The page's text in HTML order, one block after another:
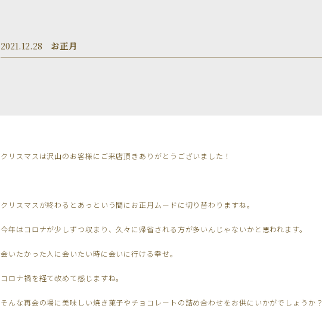
2021.12.28 お正月
クリスマスは沢山のお客様にご来店頂きありがとうございました！
クリスマスが終わるとあっという間にお正月ムードに切り替わりますね。
今年はコロナが少しずつ収まり、久々に帰省される方が多いんじゃないかと思われます。
会いたかった人に会いたい時に会いに行ける幸せ。
コロナ禍を経て改めて感じますね。
そんな再会の場に美味しい焼き菓子やチョコレートの詰め合わせをお供にいかがでしょうか？